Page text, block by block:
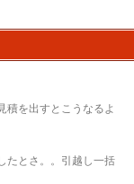
積を出すとこうなるよ
たとさ。。引越し一括